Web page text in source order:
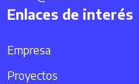
Enlaces de interés
Empresa
Proyectos